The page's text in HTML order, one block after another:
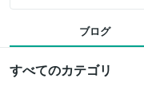
ブログ
すべてのカテゴリ